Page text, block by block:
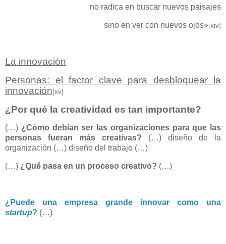
no radica en buscar nuevos paisajes
sino en ver con nuevos ojos»[xiv]
La innovación
Personas: el factor clave para desbloquear la
innovación [xv]
¿Por qué la creatividad es tan importante?
(…) ¿Cómo debían ser las organizaciones para que las
personas fueran más creativas? (…) diseño de la
organización (…) diseño del trabajo (…)
(…) ¿Qué pasa en un proceso creativo? (…)
¿Puede una empresa grande innovar como una
startup? (…)